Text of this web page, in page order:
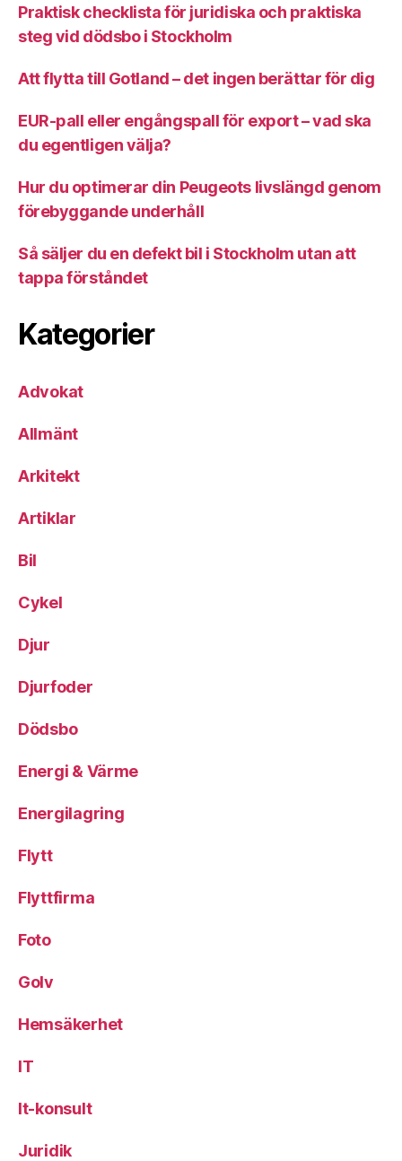
Praktisk checklista för juridiska och praktiska
steg vid dödsbo i Stockholm
Att flytta till Gotland – det ingen berättar för dig
EUR-pall eller engångspall för export – vad ska
du egentligen välja?
Hur du optimerar din Peugeots livslängd genom
förebyggande underhåll
Så säljer du en defekt bil i Stockholm utan att
tappa förståndet
Kategorier
Advokat
Allmänt
Arkitekt
Artiklar
Bil
Cykel
Djur
Djurfoder
Dödsbo
Energi & Värme
Energilagring
Flytt
Flyttfirma
Foto
Golv
Hemsäkerhet
IT
It-konsult
Juridik